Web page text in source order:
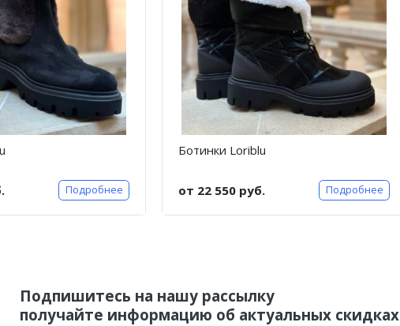
Подробнее
Ботинки Loriblu
от 22 550 руб. Подробнее
Подпишитесь на нашу рассылку
получайте информацию об актуальных скидках